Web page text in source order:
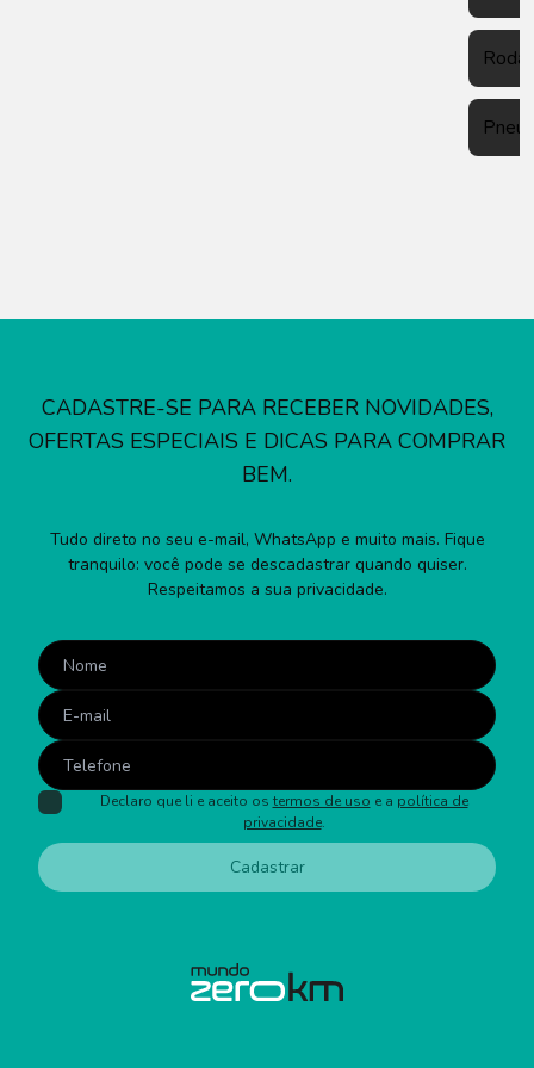
Roda
Pneu
CADASTRE-SE PARA RECEBER NOVIDADES,
OFERTAS ESPECIAIS E DICAS PARA COMPRAR
BEM.
Tudo direto no seu e-mail, WhatsApp e muito mais. Fique
tranquilo: você pode se descadastrar quando quiser.
Respeitamos a sua privacidade.
Declaro que li e aceito os termos de uso e a política de
privacidade.
Cadastrar